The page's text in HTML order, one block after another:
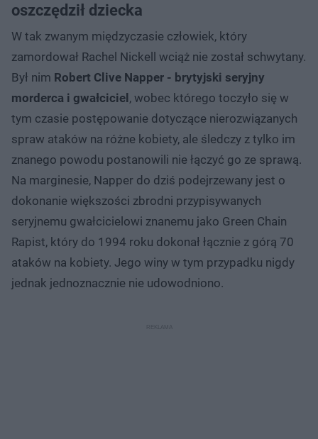
oszczędził dziecka
W tak zwanym międzyczasie człowiek, który
zamordował Rachel Nickell wciąż nie został schwytany.
Był nim Robert Clive Napper - brytyjski seryjny
morderca i gwałciciel, wobec którego toczyło się w
tym czasie postępowanie dotyczące nierozwiązanych
spraw ataków na różne kobiety, ale śledczy z tylko im
znanego powodu postanowili nie łączyć go ze sprawą.
Na marginesie, Napper do dziś podejrzewany jest o
dokonanie większości zbrodni przypisywanych
seryjnemu gwałcicielowi znanemu jako Green Chain
Rapist, który do 1994 roku dokonał łącznie z górą 70
ataków na kobiety. Jego winy w tym przypadku nigdy
jednak jednoznacznie nie udowodniono.